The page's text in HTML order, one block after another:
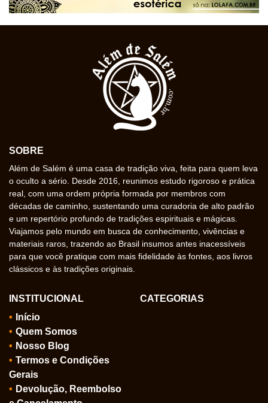
SOBRE
Além de Salém é uma casa de tradição viva, feita para quem leva
o oculto a sério. Desde 2016, reunimos estudo rigoroso e prática
real, com uma ordem própria formada por membros com
décadas de caminho, sustentando uma curadoria de alto padrão
e um repertório profundo de tradições espirituais e mágicas.
Viajamos pelo mundo em busca de conhecimento, vivências e
materiais raros, trazendo ao Brasil insumos antes inacessíveis
para que você pratique com mais fidelidade às fontes, aos livros
clássicos e às tradições originais.
INSTITUCIONAL
Início
Quem Somos
Nosso Blog
Termos e Condições
Gerais
Devolução, Reembolso
CATEGORIAS